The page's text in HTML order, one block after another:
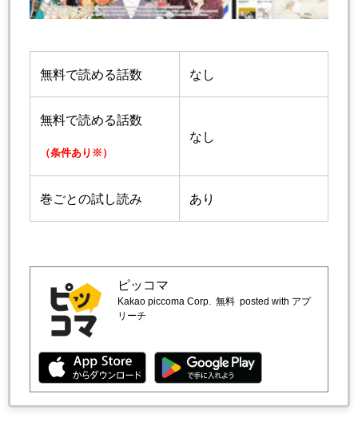
無料で読める話数 なし
無料で読める話数
（条件あり※）
なし
巻ごとの試し読み あり
ピッコマ
Kakao piccoma Corp. 無料 posted with アプ
リーチ